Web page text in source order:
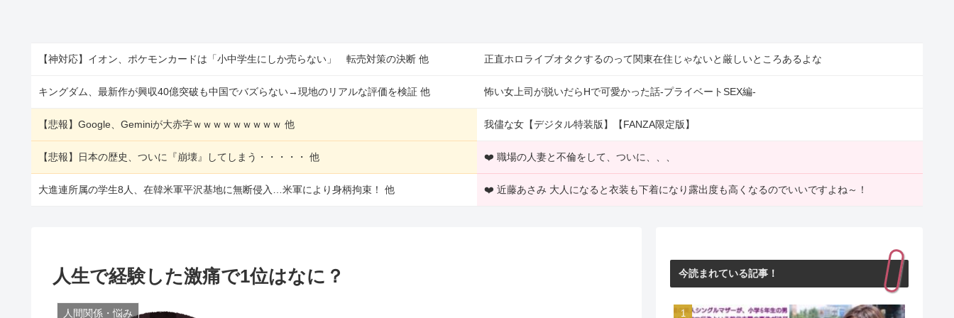
【神対応】イオン、ポケモンカードは「小中学生にしか売らない」 転売対策の決断 他
キングダム、最新作が興収40億突破も中国でバズらない→現地のリアルな評価を検証 他
【悲報】Google、Geminiが大赤字ｗｗｗｗｗｗｗｗｗ 他
【悲報】日本の歴史、ついに『崩壊』してしまう・・・・・ 他
大進連所属の学生8人、在韓米軍平沢基地に無断侵入…米軍により身柄拘束！ 他
正直ホロライブオタクするのって関東在住じゃないと厳しいところあるよな
怖い女上司が脱いだらHで可愛かった話-プライベートSEX編-
我儘な女【デジタル特装版】【FANZA限定版】
❤️ 職場の人妻と不倫をして、ついに、、、
❤️ 近藤あさみ 大人になると衣装も下着になり露出度も高くなるのでいいですよね～！
人生で経験した激痛で1位はなに？
人間関係・悩み
今読まれている記事！